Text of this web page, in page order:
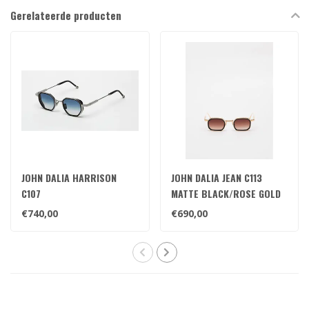
Gerelateerde producten
JOHN DALIA HARRISON
C107
€740,00
JOHN DALIA JEAN C113
MATTE BLACK/ROSE GOLD
€690,00